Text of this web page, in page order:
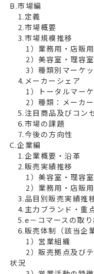
B.市場編
1.定義
2.市場概要
3.市場規模推移
1）業務用・店販用
2）美容室・理容室
3）種類別マーケッ
4.メーカーシェア
1）トータルマーケ
2）種類：メーカー
5.注目商品及びコン
6.市場の課題
C.企業編
1.企業概要・沿革
2.販売実績推移
1）美容室・理容室
2）業務用・店販用
3.品目別販売実績推
4.主力ブランド・重
5.e－コマースの取り
6.販売体制（該当企業
1）営業組織
2）販売拠点及びテ
状況